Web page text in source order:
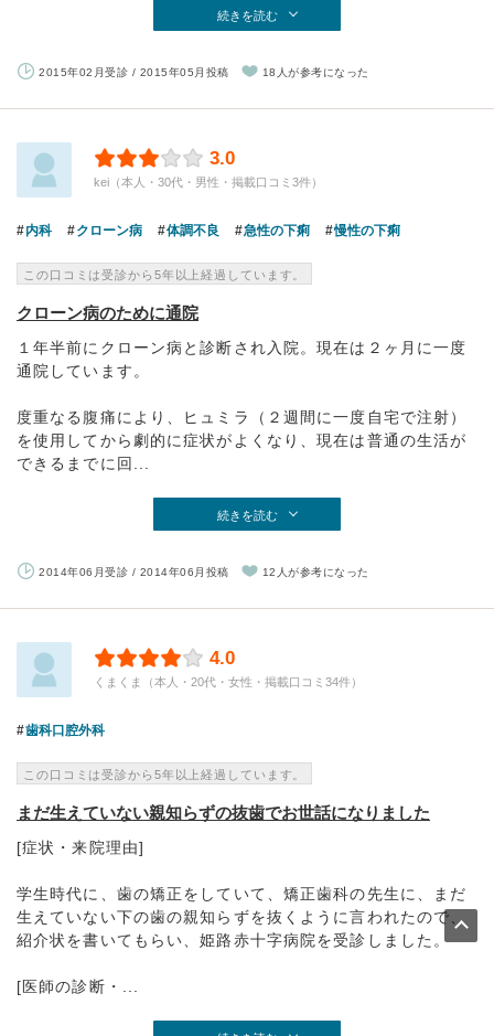
続きを読む
2015年02月受診 / 2015年05月投稿 18人が参考になった
3.0
kei（本人・30代・男性・掲載口コミ3件）
内科 クローン病 体調不良 急性の下痢 慢性の下痢
この口コミは受診から5年以上経過しています。
クローン病のために通院
１年半前にクローン病と診断され入院。現在は２ヶ月に一度
通院しています。
度重なる腹痛により、ヒュミラ（２週間に一度自宅で注射）
を使用してから劇的に症状がよくなり、現在は普通の生活が
できるまでに回...
続きを読む
2014年06月受診 / 2014年06月投稿 12人が参考になった
4.0
くまくま（本人・20代・女性・掲載口コミ34件）
歯科口腔外科
この口コミは受診から5年以上経過しています。
まだ生えていない親知らずの抜歯でお世話になりました
[症状・来院理由]
学生時代に、歯の矯正をしていて、矯正歯科の先生に、まだ
生えていない下の歯の親知らずを抜くように言われたので、
紹介状を書いてもらい、姫路赤十字病院を受診しました。
[医師の診断・...